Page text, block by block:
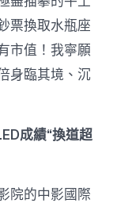
票換取水瓶座
市值！我寧願
身臨其境、沉
成績“換道超
院的中影國際